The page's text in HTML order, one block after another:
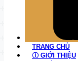
TRANG CHỦ
Ⓘ GIỚI THIỆU